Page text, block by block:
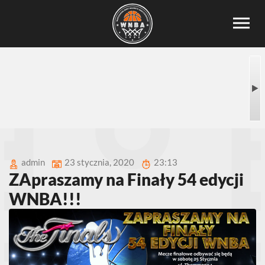
admin 23 stycznia, 2020 23:13
ZApraszamy na Finały 54 edycji
WNBA!!!